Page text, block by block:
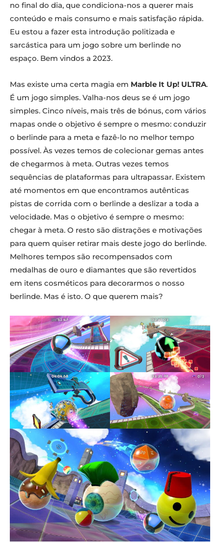
no final do dia, que condiciona-nos a querer mais
conteúdo e mais consumo e mais satisfação rápida.
Eu estou a fazer esta introdução politizada e
sarcástica para um jogo sobre um berlinde no
espaço. Bem vindos a 2023.
Mas existe uma certa magia em Marble It Up! ULTRA.
É um jogo simples. Valha-nos deus se é um jogo
simples. Cinco níveis, mais três de bónus, com vários
mapas onde o objetivo é sempre o mesmo: conduzir
o berlinde para a meta e fazê-lo no melhor tempo
possível. Às vezes temos de colecionar gemas antes
de chegarmos à meta. Outras vezes temos
sequências de plataformas para ultrapassar. Existem
até momentos em que encontramos autênticas
pistas de corrida com o berlinde a deslizar a toda a
velocidade. Mas o objetivo é sempre o mesmo:
chegar à meta. O resto são distrações e motivações
para quem quiser retirar mais deste jogo do berlinde.
Melhores tempos são recompensados com
medalhas de ouro e diamantes que são revertidos
em itens cosméticos para decorarmos o nosso
berlinde. Mas é isto. O que querem mais?